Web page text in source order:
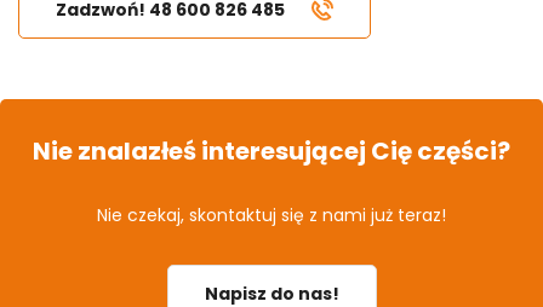
Zadzwoń! 48 600 826 485
Nie znalazłeś interesującej Cię części?
Nie czekaj, skontaktuj się z nami już teraz!
Napisz do nas!